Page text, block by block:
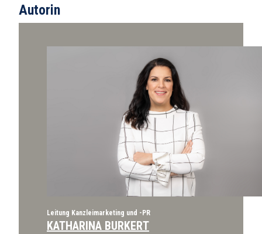
Autorin
Leitung Kanzleimarketing und -PR
KATHARINA BURKERT